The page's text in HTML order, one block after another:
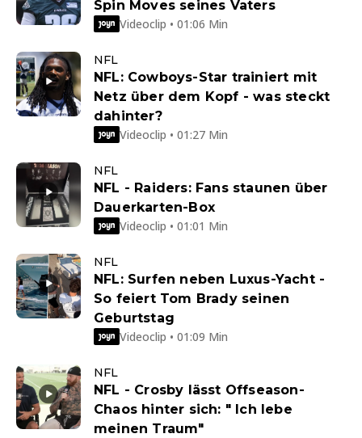
Spin Moves seines Vaters
Videoclip • 01:06 Min
NFL
NFL: Cowboys-Star trainiert mit
Netz über dem Kopf - was steckt
dahinter?
Videoclip • 01:27 Min
NFL
NFL - Raiders: Fans staunen über
Dauerkarten-Box
Videoclip • 01:01 Min
NFL
NFL: Surfen neben Luxus-Yacht -
So feiert Tom Brady seinen
Geburtstag
Videoclip • 01:09 Min
NFL
NFL - Crosby lässt Offseason-
Chaos hinter sich: " Ich lebe
meinen Traum"